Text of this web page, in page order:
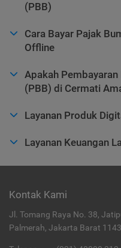
(PBB)
Cara Bayar Pajak
Offline
Apakah
(PBB) di Cermati
Layanan Produk
Layanan Keuangan
Kontak Kami
Jl. Tomang Raya No. 38,
Palmerah, Jakarta Barat